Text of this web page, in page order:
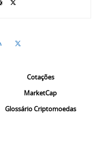
Cotações
MarketCap
Glossário Criptomoedas